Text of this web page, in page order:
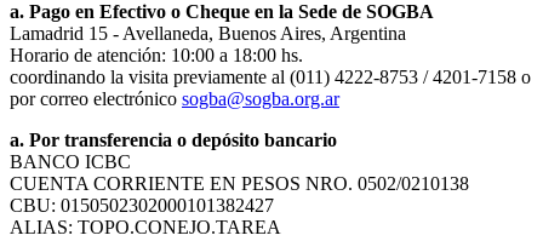
a. Pago en Efectivo o Cheque en la Sede de SOGBA
Lamadrid 15 - Avellaneda, Buenos Aires, Argentina
Horario de atención: 10:00 a 18:00 hs.
coordinando la visita previamente al (011) 4222-8753 / 4201-7158 o
por correo electrónico sogba@sogba.org.ar
a. Por transferencia o depósito bancario
BANCO ICBC
CUENTA CORRIENTE EN PESOS NRO. 0502/0210138
CBU: 0150502302000101382427
ALIAS: TOPO.CONEJO.TAREA